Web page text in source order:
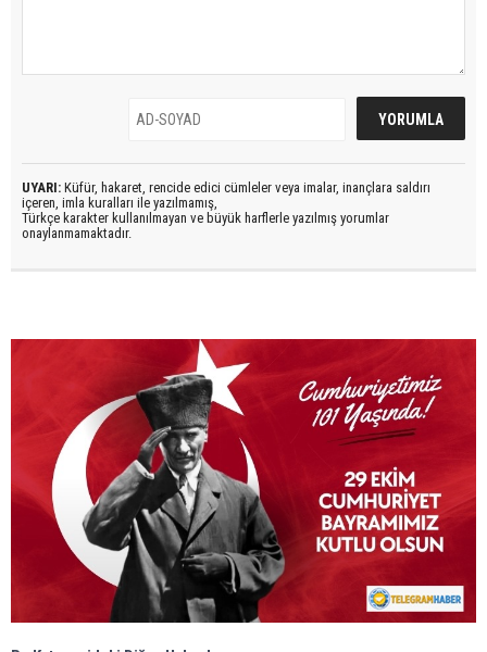
UYARI: Küfür, hakaret, rencide edici cümleler veya imalar, inançlara saldırı
içeren, imla kuralları ile yazılmamış,
Türkçe karakter kullanılmayan ve büyük harflerle yazılmış yorumlar
onaylanmamaktadır.